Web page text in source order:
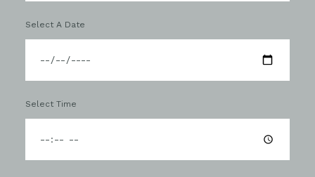
Select A Date
Select Time